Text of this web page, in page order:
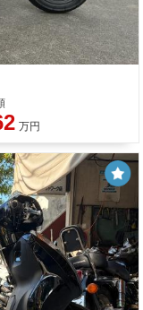
万円